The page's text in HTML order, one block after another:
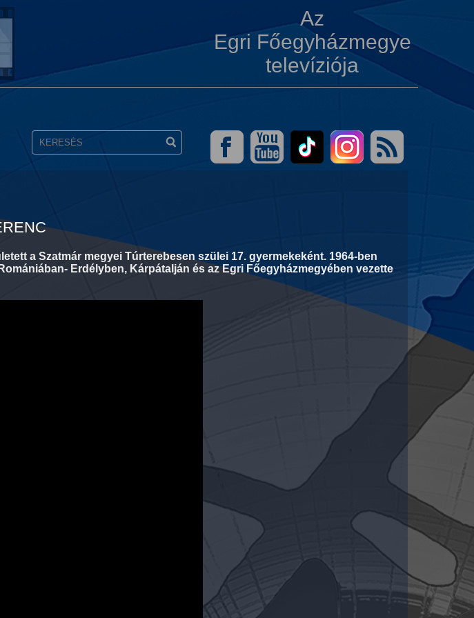
Az
Egri Főegyházmegye
televíziója
a Szatmár megyei Túrterebesen szülei 17. gyermekeként. 1964-ben
Erdélyben, Kárpátalján és az Egri Főegyházmegyében vezette